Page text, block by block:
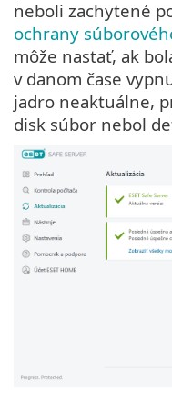
neboli zachytené
ochrany
môže nastať, ak
v danom čase
jadro neaktuálne,
disk súbor nebol